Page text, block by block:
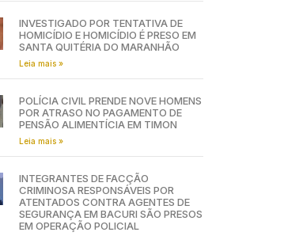
INVESTIGADO POR TENTATIVA DE
HOMICÍDIO E HOMICÍDIO É PRESO EM
SANTA QUITÉRIA DO MARANHÃO
Leia mais »
POLÍCIA CIVIL PRENDE NOVE HOMENS
POR ATRASO NO PAGAMENTO DE
PENSÃO ALIMENTÍCIA EM TIMON
Leia mais »
INTEGRANTES DE FACÇÃO
CRIMINOSA RESPONSÁVEIS POR
ATENTADOS CONTRA AGENTES DE
SEGURANÇA EM BACURI SÃO PRESOS
EM OPERAÇÃO POLICIAL